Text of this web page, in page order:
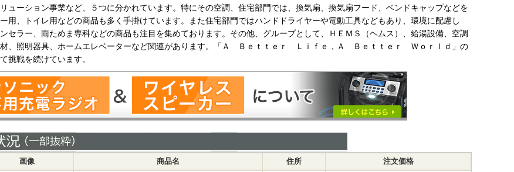
ューション事業など、５つに分かれています。特にその空調、住宅部門では、換気扇、換気扇フード、ベンドキャップなどを
用、トイレ用などの商品も多く手掛けています。また住宅部門ではハンドドライヤーや電動工具などもあり、環境に配慮し
セラー、雨ためま専科などの商品も注目を集めております。その他、グループとして、ＨＥＭＳ（ヘムス）、給湯設備、空調
材、照明器具、ホームエレベーターなど関連があります。「Ａ Ｂｅｔｔｅｒ Ｌｉｆｅ，Ａ Ｂｅｔｔｅｒ Ｗｏｒｌｄ」の
挑戦を続けています。
画像 商品名 住所 注文価格